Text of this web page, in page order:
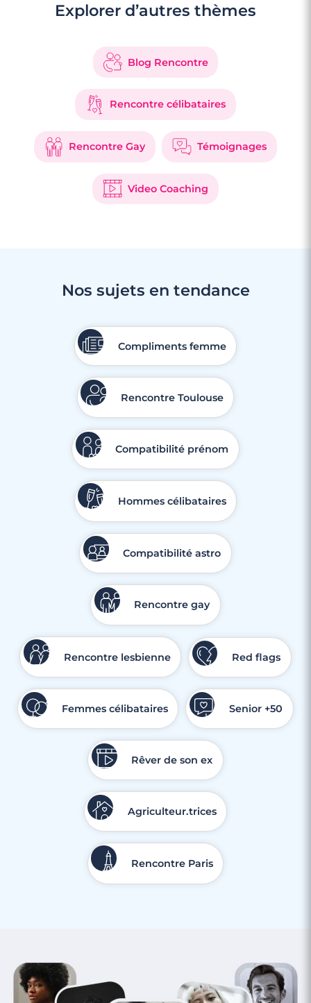
Explorer d’autres thèmes
Blog Rencontre
Rencontre célibataires
Rencontre Gay Témoignages
Video Coaching
Nos sujets en tendance
Compliments femme
Rencontre Toulouse
Compatibilité prénom
Hommes célibataires
Compatibilité astro
Rencontre gay
Rencontre lesbienne Red flags
Femmes célibataires Senior +50
Rêver de son ex
Agriculteur.trices
Rencontre Paris